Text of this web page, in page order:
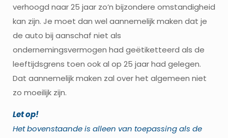
verhoogd naar 25 jaar zo’n bijzondere omstandigheid
kan zijn. Je moet dan wel aannemelijk maken dat je
de auto bij aanschaf niet als
ondernemingsvermogen had geëtiketteerd als de
leeftijdsgrens toen ook al op 25 jaar had gelegen.
Dat aannemelijk maken zal over het algemeen niet
zo moeilijk zijn.
Let op!
Het bovenstaande is alleen van toepassing als de